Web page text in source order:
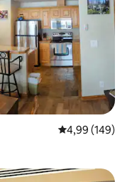
4,99 (149)